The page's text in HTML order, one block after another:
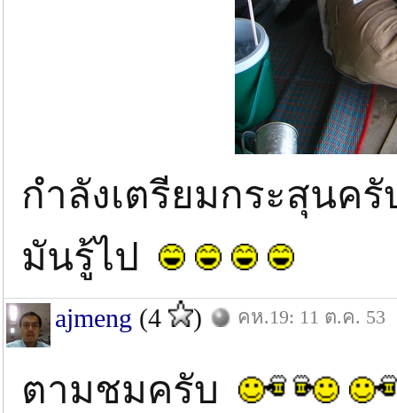
กำลังเตรียมกระสุนค
มันรู้ไป
ajmeng (4 ) คห.19: 11 ต.ค. 53
ตามชมครับ